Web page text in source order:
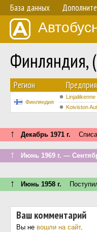
База данных
Финляндия,
Регион
Финляндия
Koiviston
↑ Декабрь 1971 г.
↑ Июнь 1969 г. —
↑ Июнь 1958 г.
Ваш комментарий
Вы не вошли на сайт.